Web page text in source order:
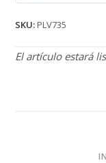
SKU:PLV735
El artículo estará